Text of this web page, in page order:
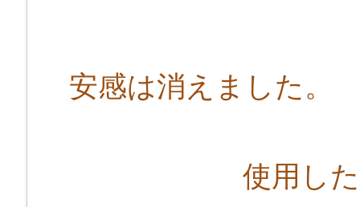
安感は消えました。
使用した漢方